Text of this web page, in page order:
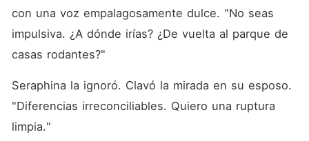
con una voz empalagosamente dulce. "No seas
impulsiva. ¿A dónde irías? ¿De vuelta al parque de
casas rodantes?"
Seraphina la ignoró. Clavó la mirada en su esposo.
"Diferencias irreconciliables. Quiero una ruptura
limpia."